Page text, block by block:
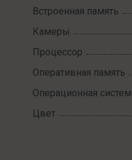
Встроенная память
Камеры
Процессор
Оперативная память
Операционная
Цвет